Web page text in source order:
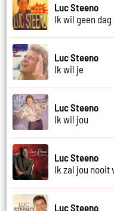
Luc Steeno
Ik wil geen
Luc Steeno
Ik wil je
Luc Steeno
Ik wil jou
Luc Steeno
Ik zal jou nooit
Luc Steeno